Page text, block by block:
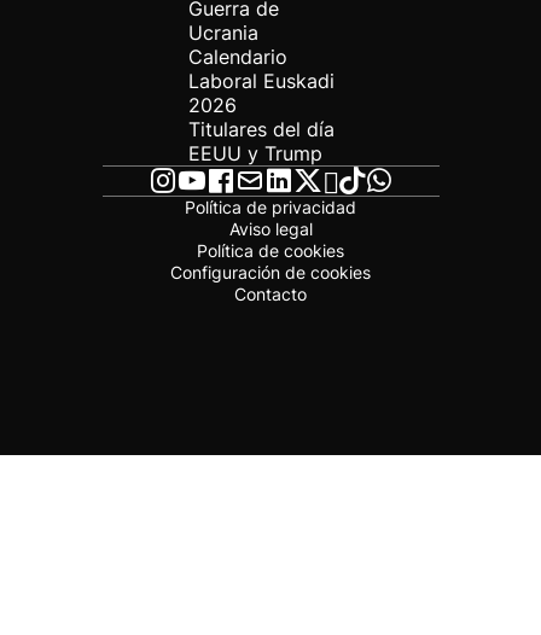
Guerra de
Ucrania
Calendario
Laboral Euskadi
2026
Titulares del día
EEUU y Trump
Política de privacidad
Aviso legal
Política de cookies
Configuración de cookies
Contacto